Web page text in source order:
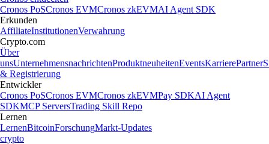
Cronos PoSCronos EVMCronos zkEVMAI Agent SDK
Erkunden
AffiliateInstitutionenVerwahrung
Crypto.com
Über
unsUnternehmensnachrichtenProduktneuheitenEventsKarrierePartner
& Registrierung
Entwickler
Cronos PoSCronos EVMCronos zkEVMPay SDKAI Agent
SDKMCP ServersTrading Skill Repo
Lernen
LernenBitcoinForschungMarkt-Updates
crypto